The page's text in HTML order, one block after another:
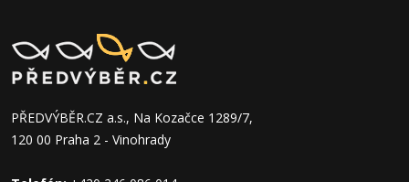
PŘEDVÝBĚR.CZ a.s., Na Kozačce 1289/7,
120 00 Praha 2 - Vinohrady